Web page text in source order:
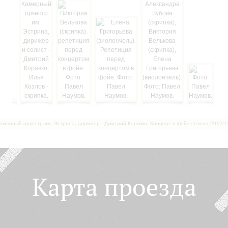
оркестр им. Эстрина, дирижёр - Дмитрий Корявко. Концерт в фойе сезона 2012/
Карта проезда